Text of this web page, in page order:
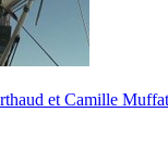
et Camille